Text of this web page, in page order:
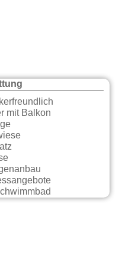
mit Balkon